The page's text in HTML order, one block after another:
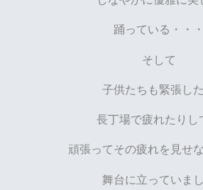
踊っている・・・
そして
子供たちも緊張し
長丁場で疲れたりし
頑張ってその疲れを見せ
舞台に立っていま